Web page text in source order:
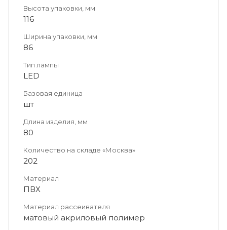
Высота упаковки, мм
116
Ширина упаковки, мм
86
Тип лампы
LED
Базовая единица
шт
Длина изделия, мм
80
Количество на складе «Москва»
202
Материал
ПВХ
Материал рассеивателя
матовый акриловый полимер